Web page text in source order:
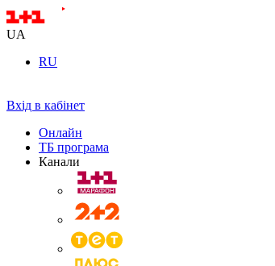
UA
RU
Вхід в кабінет
Онлайн
ТБ програма
Канали